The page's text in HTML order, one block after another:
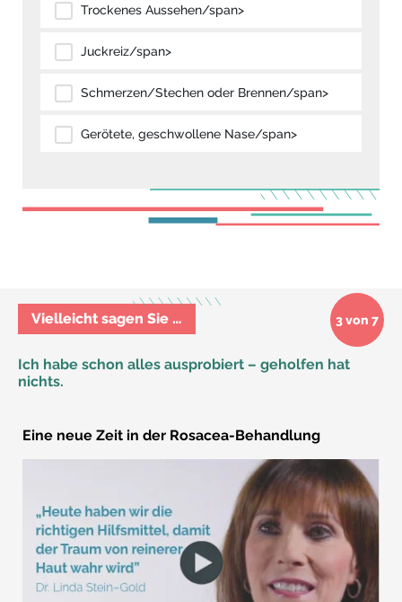
Trockenes Aussehen/span>
Juckreiz/span>
Schmerzen/Stechen oder Brennen/span>
Gerötete, geschwollene Nase/span>
Ich habe schon alles ausprobiert – geholfen hat
nichts.
Vielleicht sagen Sie … 3 von 7
Eine neue Zeit in der Rosacea-Behandlung